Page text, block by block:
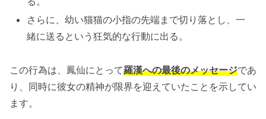
さらに、幼い猫猫の小指の先端まで切り落とし、一
緒に送るという狂気的な行動に出る。
この行為は、鳳仙にとって羅漢への最後のメッセージであ
り、同時に彼女の精神が限界を迎えていたことを示してい
ます。